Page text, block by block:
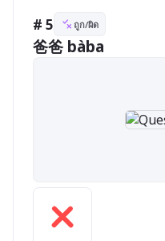
# 5 ถูก/ผิด
爸爸 bàba